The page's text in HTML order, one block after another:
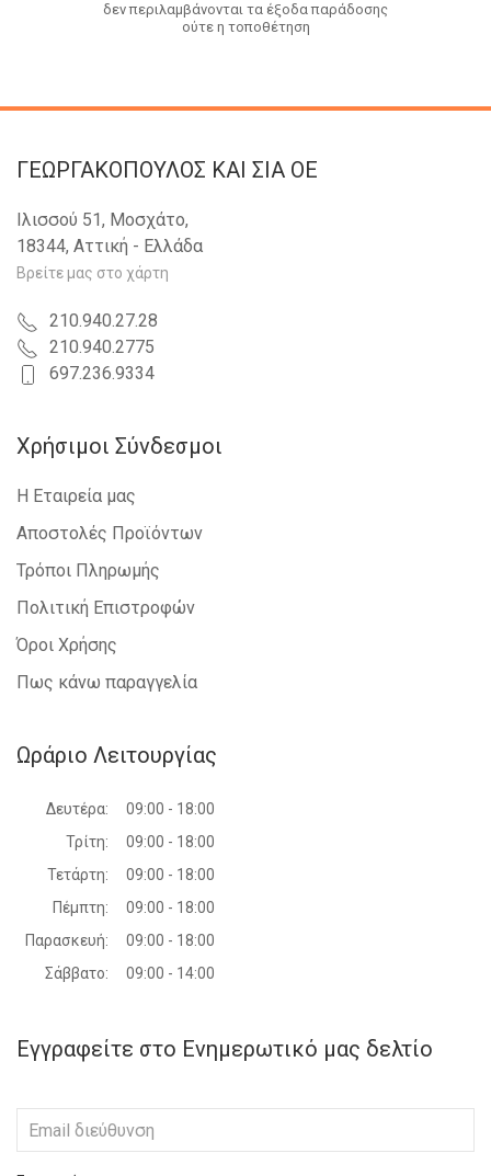
δεν περιλαμβάνονται τα έξοδα παράδοσης
ούτε η τοποθέτηση
ΓΕΩΡΓΑΚΟΠΟΥΛΟΣ KAI ΣΙΑ OE
Ιλισσού 51, Μοσχάτο,
18344, Αττική - Ελλάδα
Βρείτε μας στο χάρτη
210.940.27.28
210.940.2775
697.236.9334
Χρήσιμοι Σύνδεσμοι
Η Εταιρεία μας
Αποστολές Προϊόντων
Τρόποι Πληρωμής
Πολιτική Επιστροφών
Όροι Χρήσης
Πως κάνω παραγγελία
Ωράριο Λειτουργίας
Δευτέρα:
09:00 - 18:00
Τρίτη:
09:00 - 18:00
Τετάρτη:
09:00 - 18:00
Πέμπτη:
09:00 - 18:00
Παρασκευή:
09:00 - 18:00
Σάββατο:
09:00 - 14:00
Εγγραφείτε στο Ενημερωτικό μας δελτίο